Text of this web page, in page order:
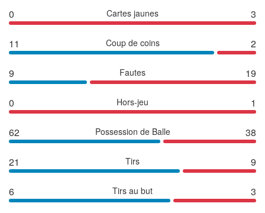
0 Cartes jaunes 3
11 Coup de coins 2
9 Fautes 19
0 Hors-jeu 1
62 Possession de Balle 38
21 Tirs 9
6 Tirs au but 3